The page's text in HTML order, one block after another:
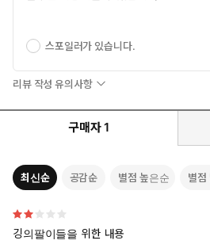
결코 적지 않은 분량이지만 그 안에는
없다. 저자가 직접 경험하고 깨달은 마
스며 있다. 저자 러셀 브런슨은 일찍이
팔아서 돈을 벌어야겠다’ 결심하고 온
및 퍼널 개념을 세웠다. 결국 연 매출 1
우기에 이르렀으며, 현재는 마케팅 구
찐팬들을 모으고 있다. 저자의 이야
가 될 수 있다는 용기를 준다. Wake
Soap 등 수많은 미국 기업의 CEO가 비
에 그치지 않고 고객과 함께 성장하며 세
랜더를 위한 교과서다.
스포일러가 있습니다.
리뷰 작성 유의사항
구매자 1
최신순 공감순 별점 높은순 별점
깅의팔이들을 위한 내용